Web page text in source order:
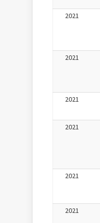
2021
2021
2021
2021
2021
2021